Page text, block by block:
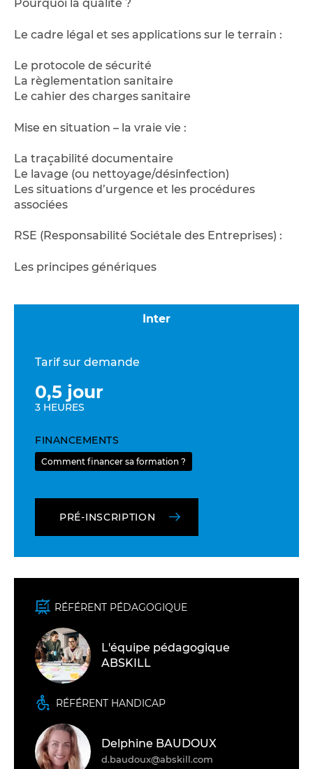
Pourquoi la qualité ?
Le cadre légal et ses applications sur le terrain :
Le protocole de sécurité
La règlementation sanitaire
Le cahier des charges sanitaire
Mise en situation – la vraie vie :
La traçabilité documentaire
Le lavage (ou nettoyage/désinfection)
Les situations d’urgence et les procédures
associées
RSE (Responsabilité Sociétale des Entreprises) :
Les principes génériques
Inter
Tarif sur demande
0,5 jour
3 HEURES
FINANCEMENTS
Comment financer sa formation ?
PRÉ-INSCRIPTION
RÉFÉRENT PÉDAGOGIQUE
L'équipe pédagogique
ABSKILL
RÉFÉRENT HANDICAP
Delphine BAUDOUX
d.baudoux@abskill.com